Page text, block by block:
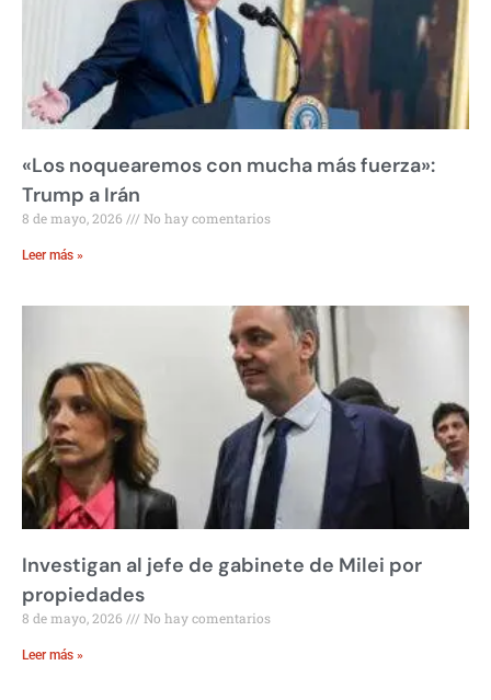
«Los noquearemos con mucha más fuerza»:
Trump a Irán
8 de mayo, 2026 No hay comentarios
Leer más »
Investigan al jefe de gabinete de Milei por
propiedades
8 de mayo, 2026 No hay comentarios
Leer más »